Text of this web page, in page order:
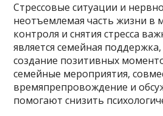
Стрессовые ситуации и
неотъемлемая часть жизни в
контроля и снятия стресса
является семейная
создание позитивных
семейные мероприятия,
времяпрепровождение и
помогают снизить